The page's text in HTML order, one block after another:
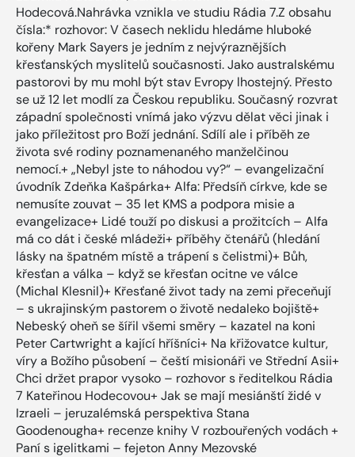
Hodecová.Nahrávka vznikla ve studiu Rádia 7.Z obsahu
čísla:* rozhovor: V časech neklidu hledáme hluboké
kořeny Mark Sayers je jedním z nejvýraznějších
křesťanských myslitelů současnosti. Jako australskému
pastorovi by mu mohl být stav Evropy lhostejný. Přesto
se už 12 let modlí za Českou republiku. Současný rozvrat
západní společnosti vnímá jako výzvu dělat věci jinak i
jako příležitost pro Boží jednání. Sdílí ale i příběh ze
života své rodiny poznamenaného manželčinou
nemocí.+ „Nebyl jste to náhodou vy?“ – evangelizační
úvodník Zdeňka Kašpárka+ Alfa: Předsíň církve, kde se
nemusíte zouvat – 35 let KMS a podpora misie a
evangelizace+ Lidé touží po diskusi a prožitcích – Alfa
má co dát i české mládeži+ příběhy čtenářů (hledání
lásky na špatném místě a trápení s čelistmi)+ Bůh,
křesťan a válka – když se křesťan ocitne ve válce
(Michal Klesnil)+ Křesťané život tady na zemi přeceňují
– s ukrajinským pastorem o životě nedaleko bojiště+
Nebeský oheň se šířil všemi směry – kazatel na koni
Peter Cartwright a kající hříšníci+ Na křižovatce kultur,
víry a Božího působení – čeští misionáři ve Střední Asii+
Chci držet prapor vysoko – rozhovor s ředitelkou Rádia
7 Kateřinou Hodecovou+ Jak se mají mesiánští židé v
Izraeli – jeruzalémská perspektiva Stana
Goodenougha+ recenze knihy V rozbouřených vodách +
Paní s igelitkami – fejeton Anny Mezovské